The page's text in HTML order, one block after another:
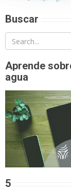
Buscar
Aprende
agua
5